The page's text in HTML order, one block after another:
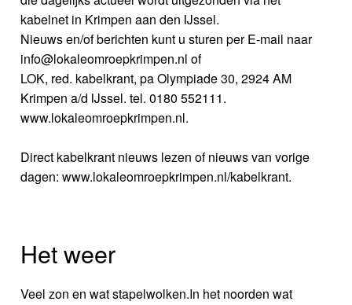
kabelnet in Krimpen aan den IJssel.
Nieuws en/of berichten kunt u sturen per E-mail naar
info@lokaleomroepkrimpen.nl of
LOK, red. kabelkrant, pa Olympiade 30, 2924 AM
Krimpen a/d IJssel. tel. 0180 552111.
www.lokaleomroepkrimpen.nl.
Direct kabelkrant nieuws lezen of nieuws van vorige
dagen: www.lokaleomroepkrimpen.nl/kabelkrant.
Het weer
Veel zon en wat stapelwolken.In het noorden wat